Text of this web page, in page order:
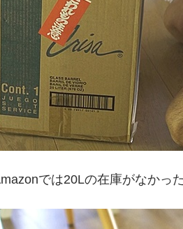
では20Lの在庫がなかっ